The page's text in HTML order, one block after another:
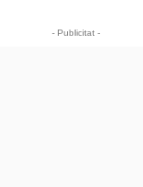
- Publicitat -